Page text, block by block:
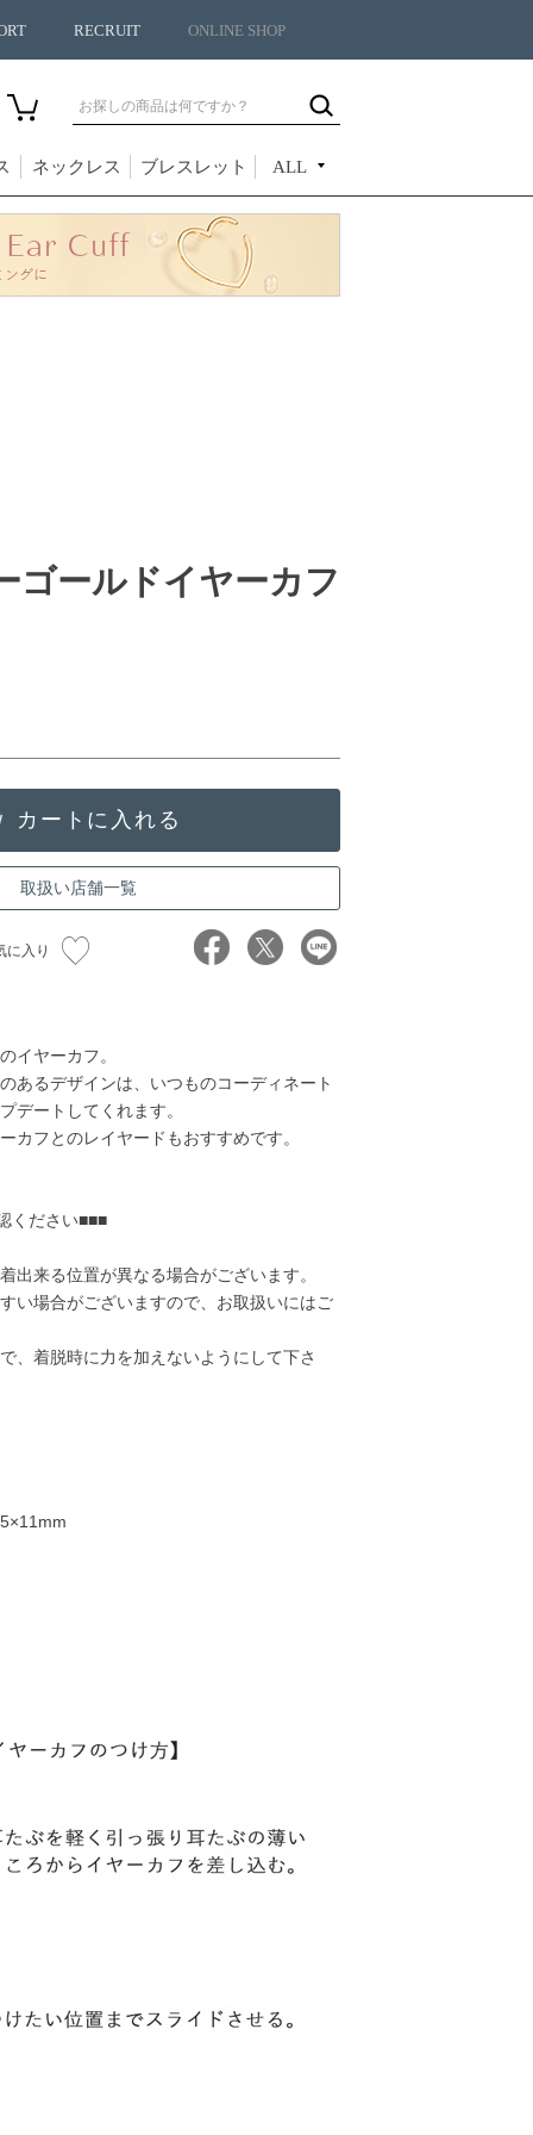
RECRUIT ONLINE SHOP
ネックレス ブレスレット ALL
ゴールドイヤーカフ
取扱い店舗一覧
に入り
イヤーカフ。
あるデザインは、いつものコーディネート
デートしてくれます。
カフとのレイヤードもおすすめです。
ください■■■
出来る位置が異なる場合がございます。
い場合がございますので、お取扱いにはご
、着脱時に力を加えないようにして下さ